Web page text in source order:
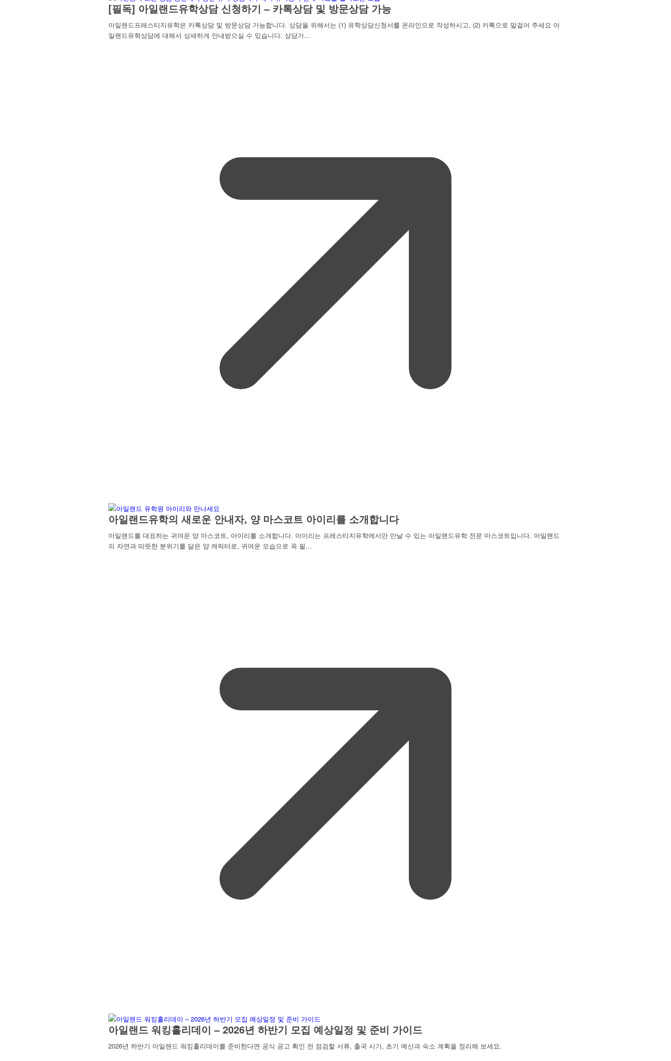
[필독] 아일랜드유학상담 신청하기 – 카톡상담 및 방문상담 가능
아일랜드프레스티지유학은 카톡상담 및 방문상담 가능합니다. 상담을 위해서는 (1) 유학상담신청서를 온라인으로 작성하시고, (2) 카톡으로 말걸어 주세요 아
일랜드유학상담에 대해서 상세하게 안내받으실 수 있습니다. 상담가…
아일랜드유학의 새로운 안내자, 양 마스코트 아이리를 소개합니다
아일랜드를 대표하는 귀여운 양 마스코트, 아이리를 소개합니다. 아이리는 프레스티지유학에서만 만날 수 있는 아일랜드유학 전문 마스코트입니다. 아일랜드
의 자연과 따뜻한 분위기를 닮은 양 캐릭터로, 귀여운 모습으로 꼭 필…
아일랜드 워킹홀리데이 – 2026년 하반기 모집 예상일정 및 준비 가이드
2026년 하반기 아일랜드 워킹홀리데이를 준비한다면 공식 공고 확인 전 점검할 서류, 출국 시기, 초기 예산과 숙소 계획을 정리해 보세요.